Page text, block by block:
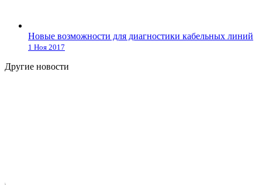
Новые возможности для диагностики кабельных линий
1 Ноя 2017
Другие новости